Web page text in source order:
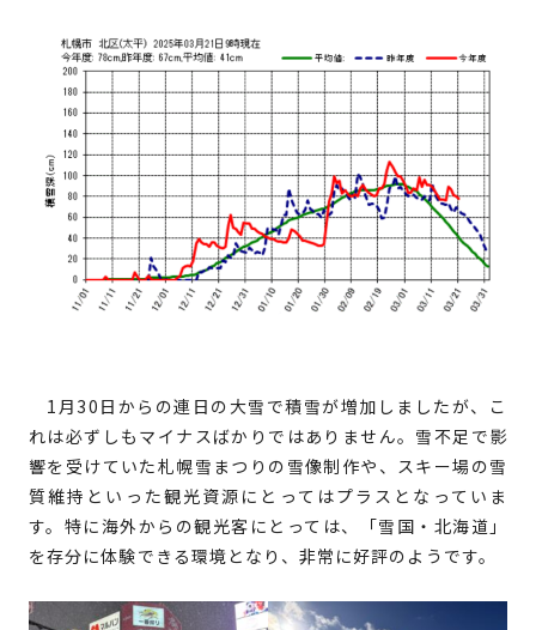
1月30日からの連日の大雪で積雪が増加しましたが、こ
れは必ずしもマイナスばかりではありません。雪不足で影
響を受けていた札幌雪まつりの雪像制作や、スキー場の雪
質維持といった観光資源にとってはプラスとなっていま
す。特に海外からの観光客にとっては、「雪国・北海道」
を存分に体験できる環境となり、非常に好評のようです。